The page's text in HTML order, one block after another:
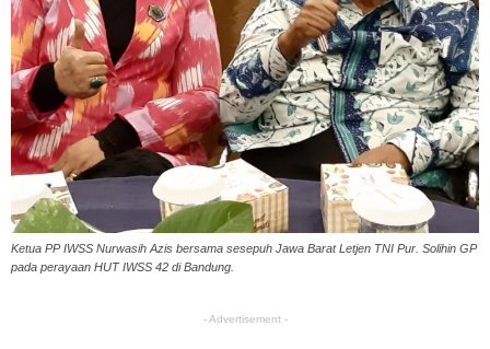
Ketua PP IWSS Nurwasih Azis bersama sesepuh Jawa Barat Letjen TNI Pur. Solihin GP
pada perayaan HUT IWSS 42 di Bandung.
- Advertisement -